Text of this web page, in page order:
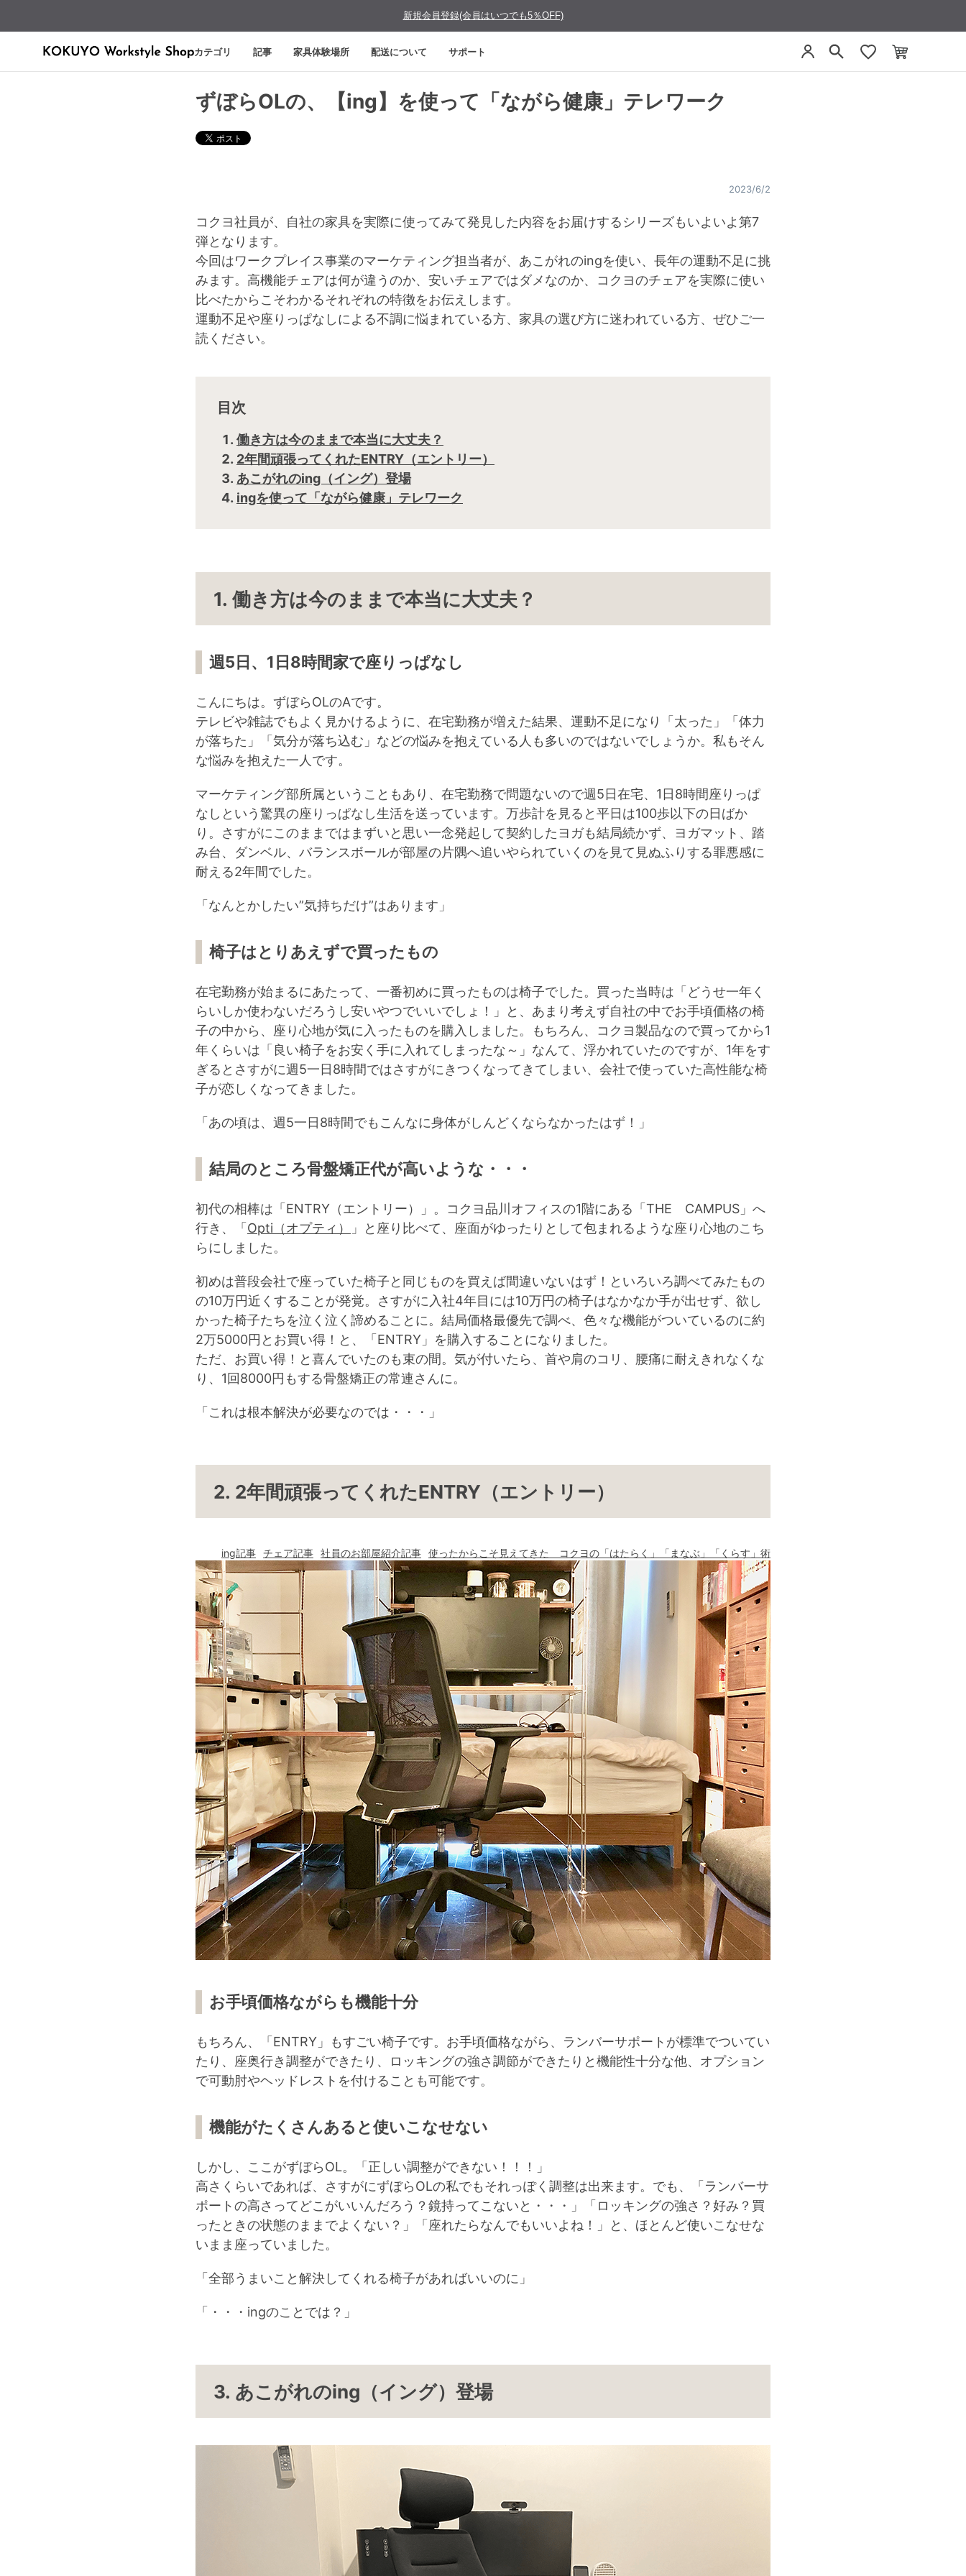
新規会員登録(会員はいつでも5％OFF)
カテゴリ 記事 家具体験場所 配送について サポート
ずぼらOLの、【ing】を使って「ながら健康」テレワーク
2023/6/2
コクヨ社員が、自社の家具を実際に使ってみて発見した内容をお届けするシリーズもいよいよ第7
弾となります。
今回はワークプレイス事業のマーケティング担当者が、あこがれのingを使い、長年の運動不足に挑
みます。高機能チェアは何が違うのか、安いチェアではダメなのか、コクヨのチェアを実際に使い
比べたからこそわかるそれぞれの特徴をお伝えします。
運動不足や座りっぱなしによる不調に悩まれている方、家具の選び方に迷われている方、ぜひご一
読ください。
目次
働き方は今のままで本当に大丈夫？
2年間頑張ってくれたENTRY（エントリー）
あこがれのing（イング）登場
ingを使って「ながら健康」テレワーク
1. 働き方は今のままで本当に大丈夫？
週5日、1日8時間家で座りっぱなし
こんにちは。ずぼらOLのAです。
テレビや雑誌でもよく見かけるように、在宅勤務が増えた結果、運動不足になり「太った」「体力
が落ちた」「気分が落ち込む」などの悩みを抱えている人も多いのではないでしょうか。私もそん
な悩みを抱えた一人です。
マーケティング部所属ということもあり、在宅勤務で問題ないので週5日在宅、1日8時間座りっぱ
なしという驚異の座りっぱなし生活を送っています。万歩計を見ると平日は100歩以下の日ばか
り。さすがにこのままではまずいと思い一念発起して契約したヨガも結局続かず、ヨガマット、踏
み台、ダンベル、バランスボールが部屋の片隅へ追いやられていくのを見て見ぬふりする罪悪感に
耐える2年間でした。
「なんとかしたい”気持ちだけ”はあります」
椅子はとりあえずで買ったもの
在宅勤務が始まるにあたって、一番初めに買ったものは椅子でした。買った当時は「どうせ一年く
らいしか使わないだろうし安いやつでいいでしょ！」と、あまり考えず自社の中でお手頃価格の椅
子の中から、座り心地が気に入ったものを購入しました。もちろん、コクヨ製品なので買ってから1
年くらいは「良い椅子をお安く手に入れてしまったな～」なんて、浮かれていたのですが、1年をす
ぎるとさすがに週5一日8時間ではさすがにきつくなってきてしまい、会社で使っていた高性能な椅
子が恋しくなってきました。
「あの頃は、週5一日8時間でもこんなに身体がしんどくならなかったはず！」
結局のところ骨盤矯正代が高いような・・・
初代の相棒は「 ENTRY（エントリー）」。コクヨ品川オフィスの1階にある「THE CAMPUS」へ
行き、「 Opti（オプティ）
」と座り比べて、座面がゆったりとして包まれるような座り心地のこち
らにしました。
初めは普段会社で座っていた椅子と同じものを買えば間違いないはず！といろいろ調べてみたもの
の10万円近くすることが発覚。さすがに入社4年目には10万円の椅子はなかなか手が出せず、欲し
かった椅子たちを泣く泣く諦めることに。結局価格最優先で調べ、色々な機能がついているのに約
2万5000円とお買い得！と、「ENTRY」を購入することになりました。
ただ、お買い得！と喜んでいたのも束の間。気が付いたら、首や肩のコリ、腰痛に耐えきれなくな
り、1回8000円もする骨盤矯正の常連さんに。
「これは根本解決が必要なのでは・・・」
2. 2年間頑張ってくれたENTRY（エントリー）
ing記事 チェア記事 社員のお部屋紹介記事 使ったからこそ見えてきた コクヨの「はたらく」「まなぶ」「くらす」術
お手頃価格ながらも機能十分
もちろん、「ENTRY」もすごい椅子です。お手頃価格ながら、ランバーサポートが標準でついてい
たり、座奥行き調整ができたり、ロッキングの強さ調節ができたりと機能性十分な他、オプション
で可動肘やヘッドレストを付けることも可能です。
機能がたくさんあると使いこなせない
しかし、ここがずぼらOL。「正しい調整ができない！！！」
高さくらいであれば、さすがにずぼらOLの私でもそれっぽく調整は出来ます。でも、「ランバーサ
ポートの高さってどこがいいんだろう？鏡持ってこないと・・・」「ロッキングの強さ？好み？買
ったときの状態のままでよくない？」「座れたらなんでもいいよね！」と、ほとんど使いこなせな
いまま座っていました。
「全部うまいこと解決してくれる椅子があればいいのに」
「・・・ingのことでは？」
3. あこがれのing（イング）登場